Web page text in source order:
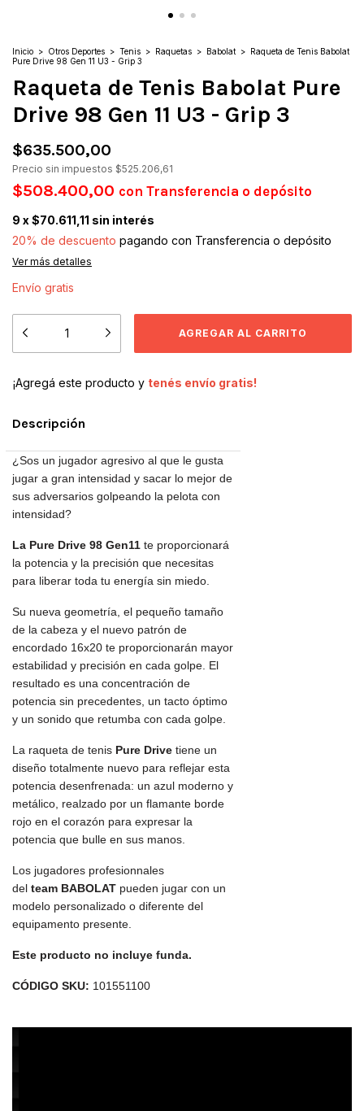
Inicio > Otros Deportes > Tenis > Raquetas > Babolat > Raqueta de Tenis Babolat
Pure Drive 98 Gen 11 U3 - Grip 3
Raqueta de Tenis Babolat Pure
Drive 98 Gen 11 U3 - Grip 3
$635.500,00
Precio sin impuestos $525.206,61
$508.400,00 con Transferencia o depósito
9 x$70.611,11 sin interés
20% de descuento pagando con Transferencia o depósito
Ver más detalles
Envío gratis
¡Agregá este producto y tenés envío gratis!
Descripción
¿Sos un jugador agresivo al que le gusta
jugar a gran intensidad y sacar lo mejor de
sus adversarios golpeando la pelota con
intensidad?
La Pure Drive 98 Gen11 te proporcionará
la potencia y la precisión que necesitas
para liberar toda tu energía sin miedo.
Su nueva geometría, el pequeño tamaño
de la cabeza y el nuevo patrón de
encordado 16x20 te proporcionarán mayor
estabilidad y precisión en cada golpe. El
resultado es una concentración de
potencia sin precedentes, un tacto óptimo
y un sonido que retumba con cada golpe.
La raqueta de tenis Pure Drive tiene un
diseño totalmente nuevo para reflejar esta
potencia desenfrenada: un azul moderno y
metálico, realzado por un flamante borde
rojo en el corazón para expresar la
potencia que bulle en sus manos.
Los jugadores profesionnales
del team BABOLAT pueden jugar con un
modelo personalizado o diferente del
equipamento presente.
Este producto no incluye funda.
CÓDIGO SKU: 101551100